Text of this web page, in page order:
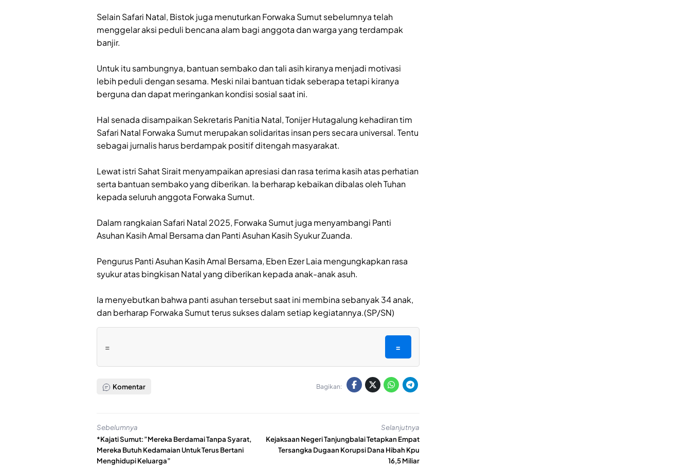
‎Selain Safari Natal, Bistok juga menuturkan Forwaka Sumut sebelumnya telah
menggelar aksi peduli bencana alam bagi anggota dan warga yang terdampak
banjir.
‎Untuk itu sambungnya, bantuan sembako dan tali asih kiranya menjadi motivasi
lebih peduli dengan sesama. Meski nilai bantuan tidak seberapa tetapi kiranya
berguna dan dapat meringankan kondisi sosial saat ini.
‎Hal senada disampaikan Sekretaris Panitia Natal, Tonijer Hutagalung kehadiran tim
Safari Natal Forwaka Sumut merupakan solidaritas insan pers secara universal. Tentu
sebagai jurnalis harus berdampak positif ditengah masyarakat.
‎Lewat istri Sahat Sirait menyampaikan apresiasi dan rasa terima kasih atas perhatian
serta bantuan sembako yang diberikan. Ia berharap kebaikan dibalas oleh Tuhan
kepada seluruh anggota Forwaka Sumut.
‎Dalam rangkaian Safari Natal 2025, Forwaka Sumut juga menyambangi Panti
Asuhan Kasih Amal Bersama dan Panti Asuhan Kasih Syukur Zuanda.
‎Pengurus Panti Asuhan Kasih Amal Bersama, Eben Ezer Laia mengungkapkan rasa
syukur atas bingkisan Natal yang diberikan kepada anak-anak asuh.
‎Ia menyebutkan bahwa panti asuhan tersebut saat ini membina sebanyak 34 anak,
dan berharap Forwaka Sumut terus sukses dalam setiap kegiatannya.(SP/SN)
= =
Komentar Bagikan:
Sebelumnya
*Kajati Sumut:”Mereka Berdamai Tanpa Syarat,
Mereka Butuh Kedamaian Untuk Terus Bertani
Menghidupi Keluarga”
Selanjutnya
Kejaksaan Negeri Tanjungbalai Tetapkan Empat
Tersangka Dugaan Korupsi Dana Hibah Kpu
16,5 Miliar